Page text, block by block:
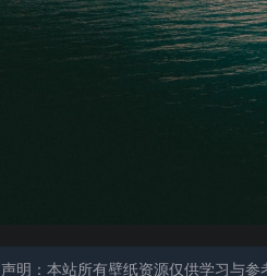
声明：本站所有壁纸资源仅供学习与